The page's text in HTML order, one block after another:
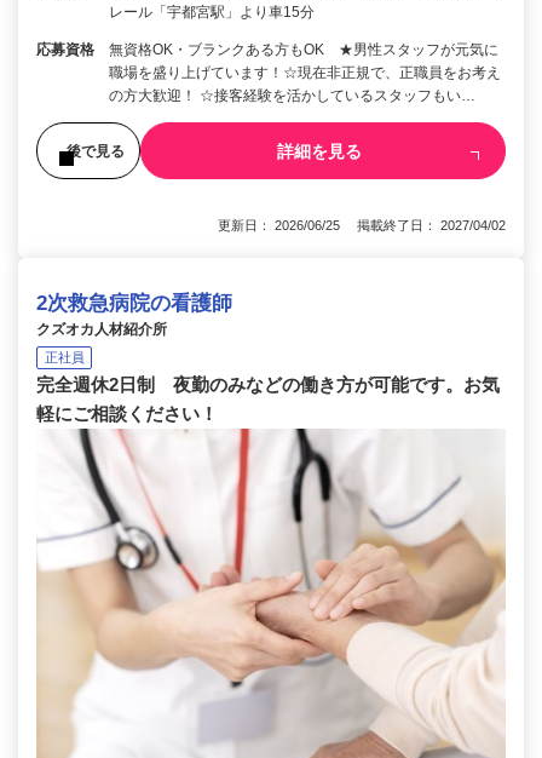
レール「宇都宮駅」より車15分
応募資格
無資格OK・ブランクある方もOK ★男性スタッフが元気に
職場を盛り上げています！☆現在非正規で、正職員をお考え
の方大歓迎！ ☆接客経験を活かしているスタッフもい…
後で見る 詳細を見る
更新日： 2026/06/25 掲載終了日： 2027/04/02
2次救急病院の看護師
クズオカ人材紹介所
正社員
完全週休2日制 夜勤のみなどの働き方が可能です。お気
軽にご相談ください！